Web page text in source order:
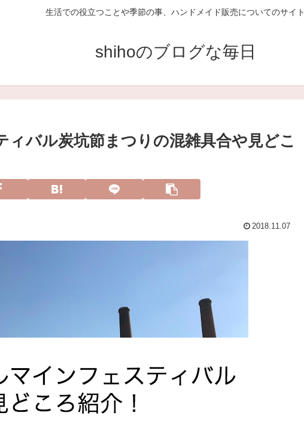
生活での役立つことや季節の事、ハンドメイド販売についてのサイト
shihoのブログな毎日
ィバル炭坑節まつりの混雑具合や見どこ
2018.11.07